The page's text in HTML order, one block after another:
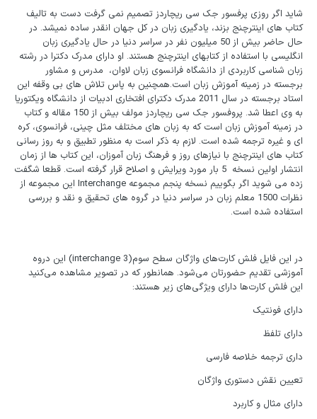
شاید اگر روزی پرفسور جک سی ریچاردز تصمیم نمی گرفت دست به تالیف
کتاب های اینترچنج بزند، یادگیری زبان در کل جهان انقدر ساده نمی­شد. در
حال حاضر بیش از 50 میلیون نفر در سراسر دنیا در حال یادگیری زبان
انگلیسی با استفاده از کتاب­های اینترچنج هستند. او دارای مدرک دکترا در رشته
زبان شناسی کاربردی از دانشگاه فرانسوی زبان لاوان، مدرس و مشاور
برجسته در زمینه آموزش زبان است.همچنین به پاس تلاش های بی وقفه این
استاد برجسته در سال 2011 مدرک دکترای افتخاری ادبیات از دانشگاه ویکتوریا
به وی اعطا شد. پروفسور جک سی ریچاردز مولف بیش از 150 مقاله و کتاب
در زمینه آموزش زبان است که به زبان های مختلف مثل چینی، فرانسوی، کره
ای و غیره ترجمه شده است. لازم به ذکر است به منظور تطبیق و به روز رسانی
کتاب های اینترچنج با نیازهای روز و فرهنگ زبان آموزان، این کتاب ها از زمان
انتشار اولین نسخه 5 بار مورد ویرایش و اصلاح قرار گرفته است. قطعا شگفت
زده می شوید اگر بگوییم نسخه پنجم مجموعه Interchange این مجموعه از
نظرات 1500 معلم زبان در سراسر دنیا در گروه های تحقیق و نقد و بررسی
استفاده شده است.
در این فایل فلش کارت‌های واژگان سطح سوم(interchange 3) این دروه
آموزشی تقدیم حضورتان می‌شود. همانطور که در تصویر مشاهده می‌کنید
این فلش کارت‌ها دارای ویژگی‌های زیر هستند:
دارای فونتیک
دارای تلفظ
داری ترجمه خلاصه فارسی
تعیین نقش دستوری واژگان
دارای مثال و کاربرد